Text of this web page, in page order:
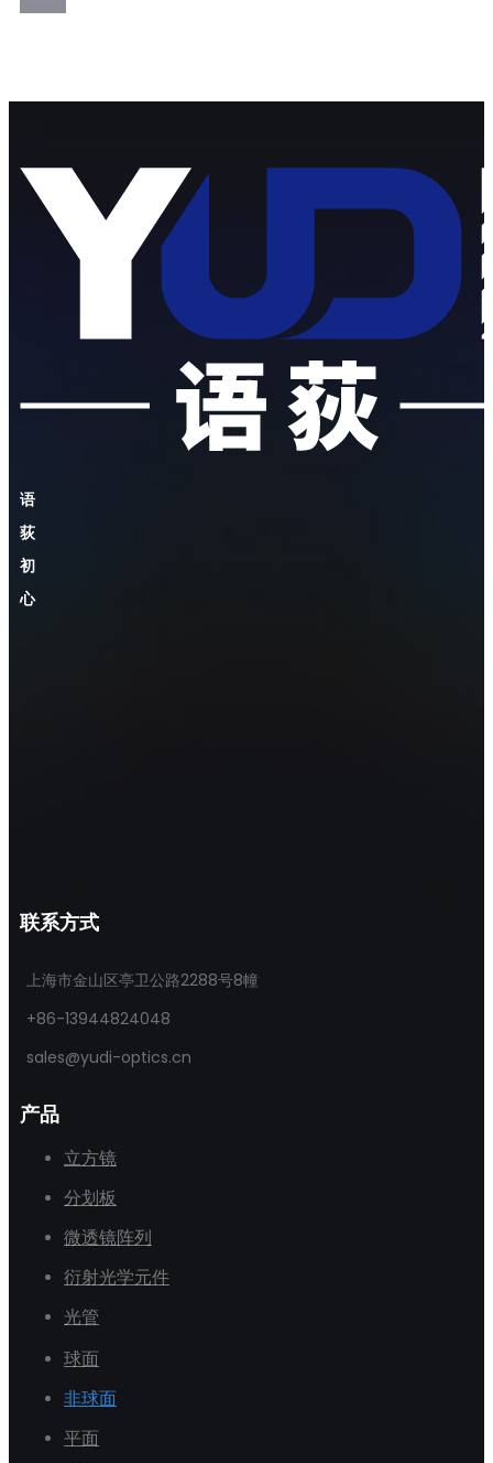
语
荻
初
心
联系方式
上海市金山区亭卫公路2288号8幢
+86-13944824048
sales@yudi-optics.cn
产品
立方镜
分划板
微透镜阵列
衍射光学元件
光管
球面
非球面
平面